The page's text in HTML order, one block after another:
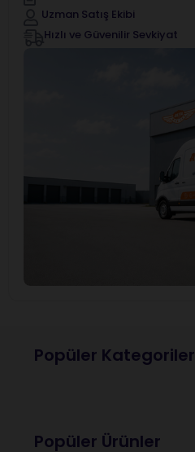
Uzman Satış Ekibi
Hızlı ve Güvenilir Sevkiyat
Popüler Kategoriler
Popüler Ürünler